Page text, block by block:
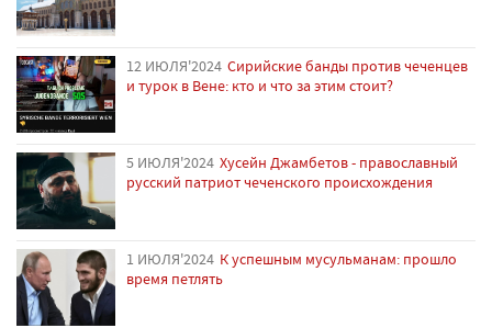
12 ИЮЛЯ'2024 Сирийские банды против чеченцев
и турок в Вене: кто и что за этим стоит?
5 ИЮЛЯ'2024 Хусейн Джамбетов - православный
русский патриот чеченского происхождения
1 ИЮЛЯ'2024 К успешным мусульманам: прошло
время петлять